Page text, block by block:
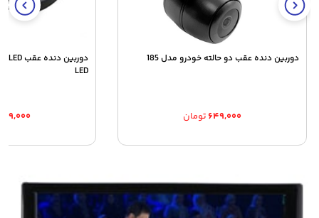
دوربین دنده عقب دو حالته خودرو مدل 185
۶۴۹,۰۰۰ تومان
LED